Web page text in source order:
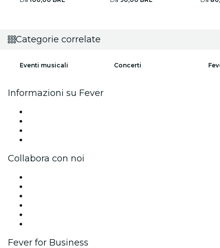
Categorie correlate
Eventi musicali Concerti
Informazioni su Fever
Collabora con noi
Fever for Business